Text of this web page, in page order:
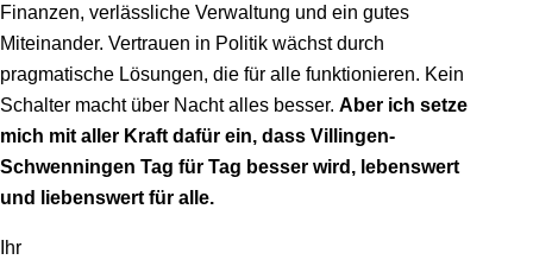
Finanzen, verlässliche Verwaltung und ein gutes
Miteinander. Vertrauen in Politik wächst durch
pragmatische Lösungen, die für alle funktionieren. Kein
Schalter macht über Nacht alles besser. Aber ich setze
mich mit aller Kraft dafür ein, dass Villingen-
Schwenningen Tag für Tag besser wird, lebenswert
und liebenswert für alle.
Ihr